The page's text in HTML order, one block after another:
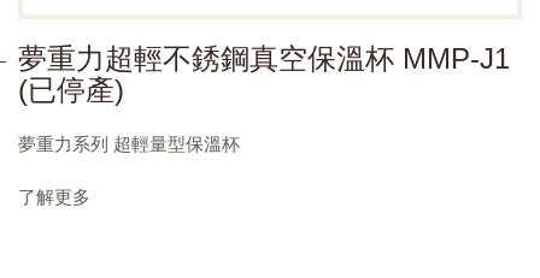
夢重力超輕不銹鋼真空保溫杯 MMP-J1
(已停產)
夢重力系列 超輕量型保溫杯
了解更多